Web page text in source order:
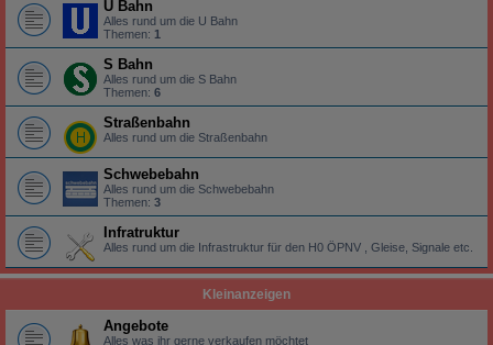
U Bahn
Alles rund um die U Bahn
Themen: 1
S Bahn
Alles rund um die S Bahn
Themen: 6
Straßenbahn
Alles rund um die Straßenbahn
Schwebebahn
Alles rund um die Schwebebahn
Themen: 3
Infratruktur
Alles rund um die Infrastruktur für den H0 ÖPNV , Gleise, Signale etc.
Kleinanzeigen
Angebote
Alles was ihr gerne verkaufen möchtet